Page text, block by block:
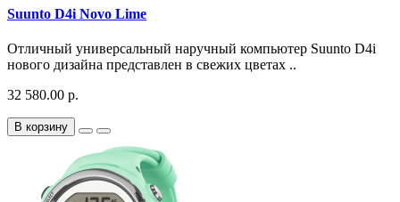
Suunto D4i Novo Lime
Отличный универсальный наручный компьютер Suunto D4i
нового дизайна представлен в свежих цветах ..
32 580.00 р.
В корзину